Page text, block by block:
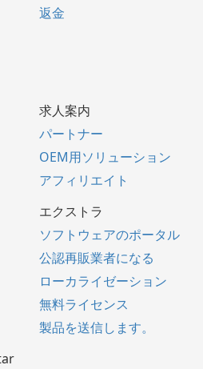
返金
求人案内
パートナー
OEM用ソリューション
アフィリエイト
エクストラ
ソフトウェアのポータル
公認再販業者になる
ローカライゼーション
無料ライセンス
製品を送信します。